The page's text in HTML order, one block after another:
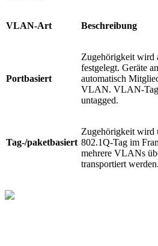
VLAN‑Art Beschreibung
Portbasiert
Zugehörigkeit wird
festgelegt. Geräte
automatisch
VLAN.
untagged.
Tag‑/paketbasiert
Zugehörigkeit
802.1Q‑Tag im
mehrere VLANs
transportiert werden.